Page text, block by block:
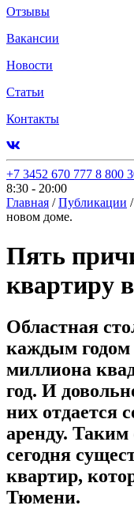
Отзывы
Вакансии
Новости
Статьи
Контакты
+7 3452 670 777 8 800
8:30 - 20:00
Главная / Публикации /
новом доме.
Пять
квартиру
Областная
каждым годом
миллиона
год. И
них отдается
аренду.
сегодня
квартир,
Тюмени.